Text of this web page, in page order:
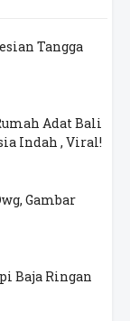
Tangga
Adat Bali
Indah , Viral!
Gambar
Baja Ringan